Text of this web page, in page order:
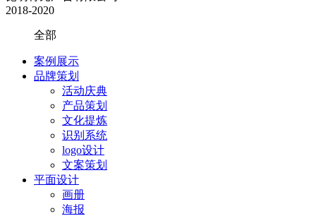
2018-2020
全部
案例展示
品牌策划
活动庆典
产品策划
文化提炼
识别系统
logo设计
文案策划
平面设计
画册
海报